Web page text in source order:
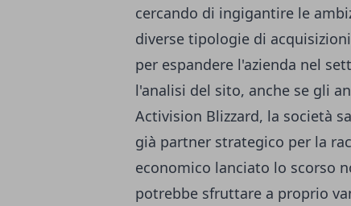
cercando di ingigantire le
diverse tipologie di
per espandere l'azienda nel
l'analisi del sito, anche se gli
Activision Blizzard, la società
già partner strategico per la
economico lanciato lo scorso
potrebbe sfruttare a proprio